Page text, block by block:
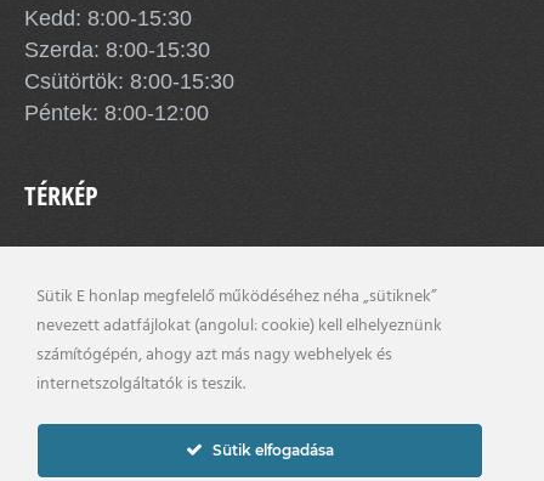
Kedd: 8:00-15:30
Szerda: 8:00-15:30
Csütörtök: 8:00-15:30
Péntek: 8:00-12:00
TÉRKÉP
Sütik E honlap megfelelő működéséhez néha „sütiknek”
nevezett adatfájlokat (angolul: cookie) kell elhelyeznünk
számítógépén, ahogy azt más nagy webhelyek és
internetszolgáltatók is teszik.
Sütik elfogadása